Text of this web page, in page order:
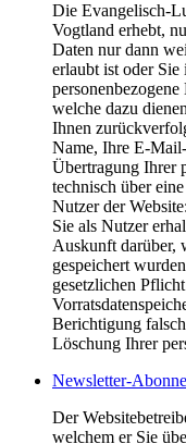
Die Evangelisch-
Vogtland erhebt,
Daten nur dann
erlaubt ist oder
welche dazu
Ihnen
Name, Ihre E-
Übertragung Ihrer
technisch über
Nutzer der
Sie als Nutzer
Auskunft darüber,
gespeichert
gesetzlichen
Berichtigung
Löschung Ihrer
Newsletter-
Der
welchem er Sie